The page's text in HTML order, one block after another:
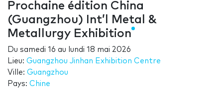
Prochaine édition China
(Guangzhou) Int’l Metal &
Metallurgy Exhibition
Du samedi 16 au lundi 18 mai 2026
Lieu: Guangzhou Jinhan Exhibition Centre
Ville: Guangzhou
Pays: Chine